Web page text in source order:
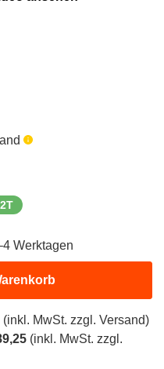
Werktagen
(inkl. MwSt. zzgl. Versand)
(inkl. MwSt. zzgl.